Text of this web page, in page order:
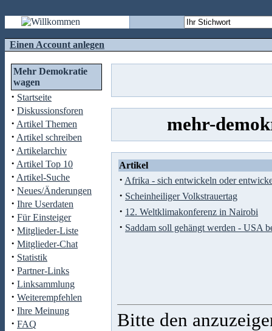
Einen Account anlegen
Mehr Demokratie
wagen
· Startseite
· Diskussionsforen
· Artikel Themen
· Artikel schreiben
· Artikelarchiv
· Artikel Top 10
· Artikel-Suche
· Neues/Änderungen
· Ihre Userdaten
· Für Einsteiger
· Mitglieder-Liste
· Mitglieder-Chat
· Statistik
· Partner-Links
· Linksammlung
· Weiterempfehlen
· Ihre Meinung
· FAQ
mehr-
Artikel
· Afrika - sich entwickeln oder
· Scheinheiliger Volkstrauertag
· 12. Weltklimakonferenz in Nairobi
· Saddam soll gehängt werden - USA
Bitte den